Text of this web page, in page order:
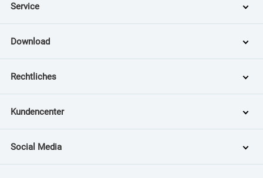
Service
Download
Rechtliches
Kundencenter
Social Media